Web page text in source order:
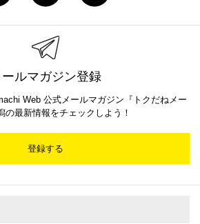
ールマガジン登録
Web 公式メールマガジン『トクだねメー
の最新情報をチェックしよう！
登録する